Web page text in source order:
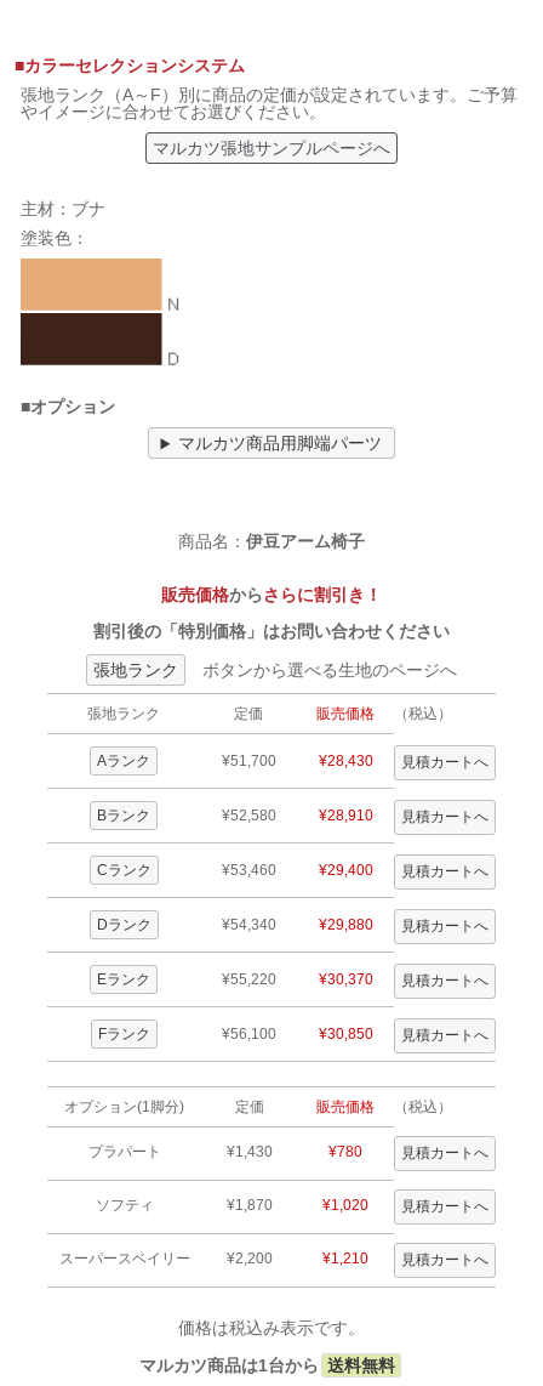
■カラーセレクションシステム
張地ランク（A～F）別に商品の定価が設定されています。ご予算
やイメージに合わせてお選びください。
マルカツ張地サンプルページへ
主材：ブナ
塗装色：
■オプション
マルカツ商品用脚端パーツ
商品名： 伊豆アーム椅子
販売価格からさらに割引き！
割引後の「特別価格」はお問い合わせください
張地ランク
ボタンから選べる生地のページへ
張地ランク 定価 販売価格 （税込）
Aランク ¥51,700 ¥28,430
Bランク ¥52,580 ¥28,910
Cランク ¥53,460 ¥29,400
Dランク ¥54,340 ¥29,880
Eランク ¥55,220 ¥30,370
Fランク ¥56,100 ¥30,850
オプション(1脚分) 定価 販売価格 （税込）
プラパート ¥1,430 ¥780
ソフティ ¥1,870 ¥1,020
スーパースベイリー ¥2,200 ¥1,210
価格は税込み表示です。
マルカツ商品は1台から 送料無料